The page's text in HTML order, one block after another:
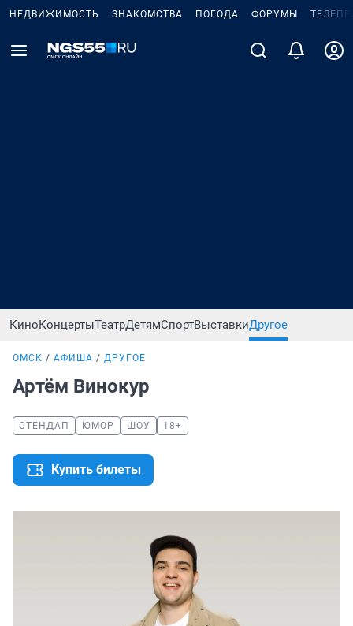
НЕДВИЖИМОСТЬ ЗНАКОМСТВА ПОГОДА ФОРУМЫ
КиноКонцертыТеатрДетямСпортВыставкиДругое
ОМСК АФИША ДРУГОЕ
Артём Винокур
СТЕНДАП ЮМОР ШОУ 18+
Купить билеты